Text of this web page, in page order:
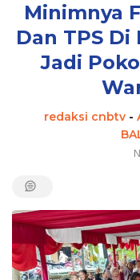
Minimnya
Dan TPS
Jadi
redaksi cnbtv -